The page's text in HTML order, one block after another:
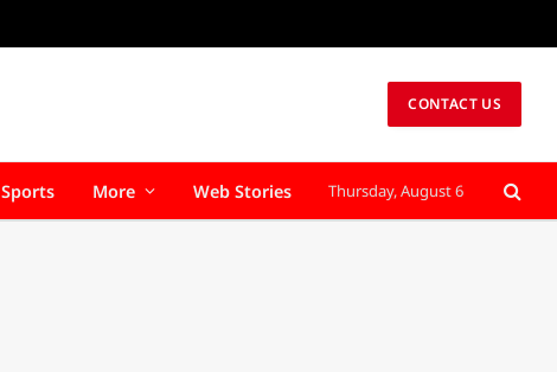
CONTACT US
Sports More Web Stories Thursday, August 6